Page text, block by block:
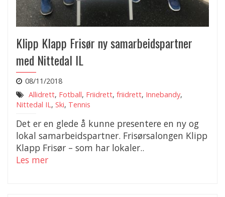
Klipp Klapp Frisør ny samarbeidspartner
med Nittedal IL
08/11/2018
Allidrett, Fotball, Friidrett, friidrett, Innebandy,
Nittedal IL, Ski, Tennis
Det er en glede å kunne presentere en ny og
lokal samarbeidspartner. Frisørsalongen Klipp
Klapp Frisør – som har lokaler..
Les mer